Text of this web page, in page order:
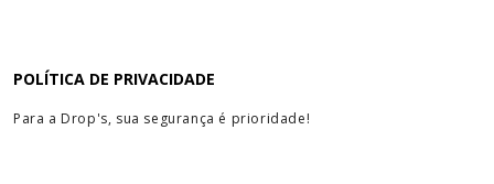
POLÍTICA DE PRIVACIDADE
Para a Drop's, sua segurança é prioridade!